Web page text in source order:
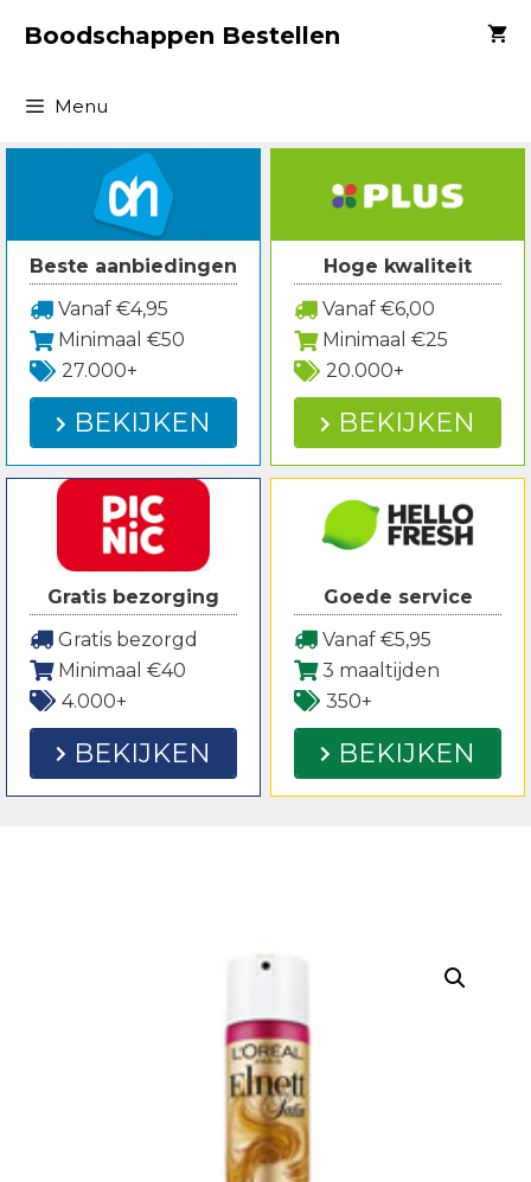
naarBoodschappen Bestellen
Menu
Beste aanbiedingen
Vanaf €4,95
Minimaal €50
27.000+
BEKIJKEN
Hoge kwaliteit
Vanaf €6,00
Minimaal €25
20.000+
BEKIJKEN
Gratis bezorging
Gratis bezorgd
Minimaal €40
4.000+
BEKIJKEN
Goede service
Vanaf €5,95
3 maaltijden
350+
BEKIJKEN